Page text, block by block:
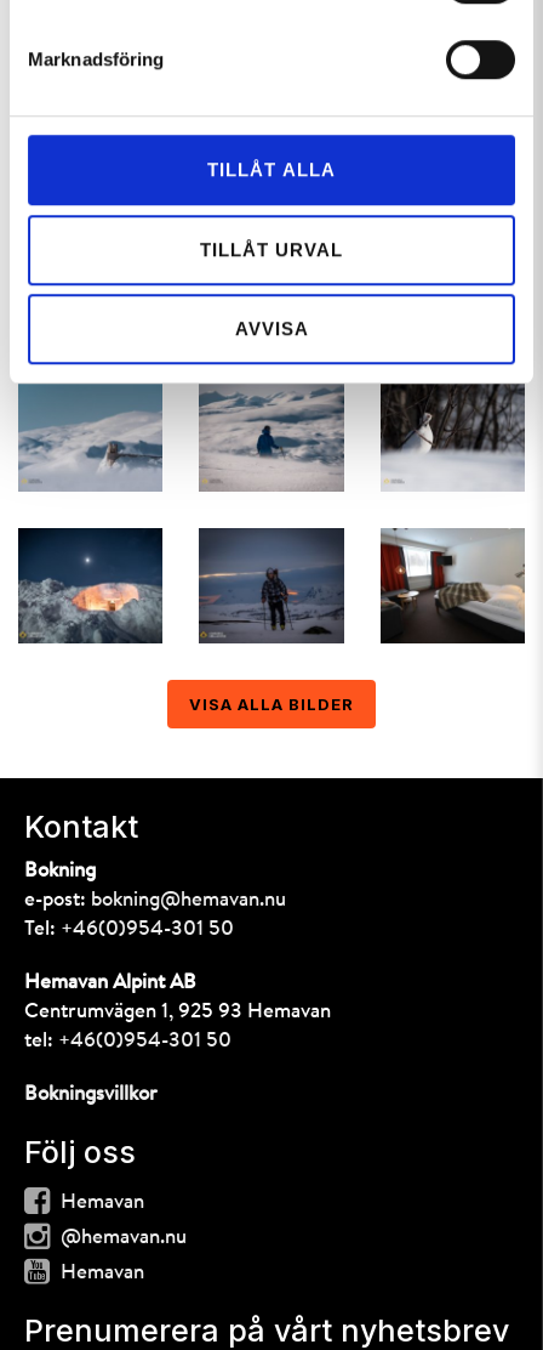
Marknadsföring
TILLÅT ALLA
TILLÅT URVAL
AVVISA
Bar
Wifi
VISA ALLA BILDER
Kontakt
Bokning
e-post: bokning@hemavan.nu
Tel: +46(0)954-301 50
Hemavan Alpint AB
Centrumvägen 1, 925 93 Hemavan
tel: +46(0)954-301 50
Bokningsvillkor
Följ oss
Hemavan
@hemavan.nu
Hemavan
Prenumerera på vårt nyhetsbrev